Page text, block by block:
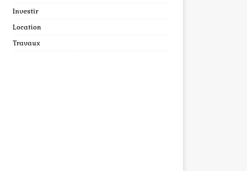
Investir
Location
Travaux